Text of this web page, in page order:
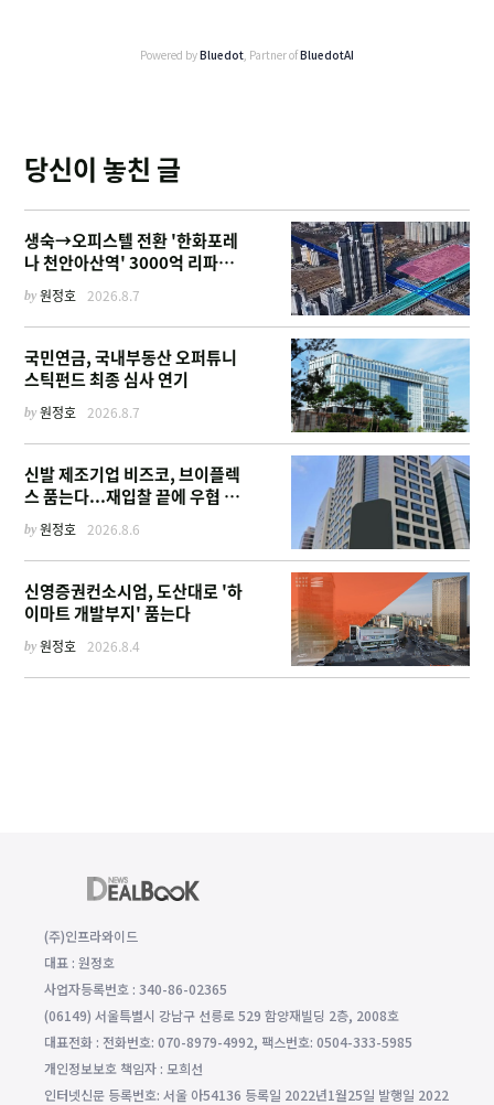
Powered byBluedot, Partner ofBluedotAI
당신이 놓친 글
생숙→오피스텔 전환 '한화포레
나 천안아산역' 3000억 리파이
낸싱
by원정호 2026.8.7
국민연금, 국내부동산 오퍼튜니
스틱펀드 최종 심사 연기
by원정호 2026.8.7
신발 제조기업 비즈코, 브이플렉
스 품는다...재입찰 끝에 우협 선
by원정호 2026.8.6
신영증권컨소시엄, 도산대로 '하
이마트 개발부지' 품는다
by원정호 2026.8.4
(주)인프라와이드
대표 : 원정호
사업자등록번호 : 340-86-02365
(06149) 서울특별시 강남구 선릉로 529 함양재빌딩 2층, 2008호
대표전화 : 전화번호: 070-8979-4992, 팩스번호: 0504-333-5985
개인정보보호 책임자 : 모희선
인터넷신문 등록번호: 서울 아54136 등록일 2022년1월25일 발행일 2022